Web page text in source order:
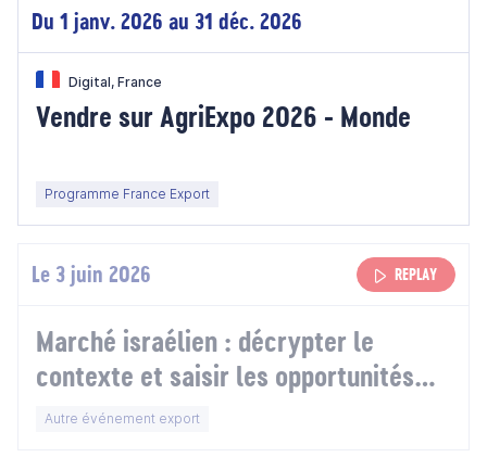
Du 1 janv. 2026 au 31 déc. 2026
Digital, France
Vendre sur AgriExpo 2026 - Monde
Programme France Export
Le 3 juin 2026 REPLAY
Marché israélien : décrypter le
contexte et saisir les opportunités
d'affaires
Autre événement export